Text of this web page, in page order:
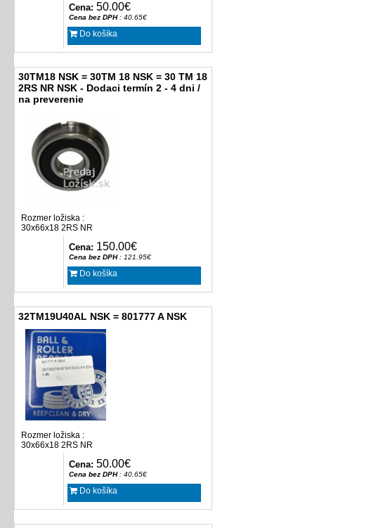
Cena: 50.00€
Cena bez DPH: 40.65€
Do košíka
30TM18 NSK = 30TM 18 NSK = 30 TM 18
2RS NR NSK - Dodaci termín 2 - 4 dni /
na preverenie
Rozmer ložiska :
30x66x18 2RS NR
Cena: 150.00€
Cena bez DPH: 121.95€
Do košíka
32TM19U40AL NSK = 801777 A NSK
Rozmer ložiska :
30x66x18 2RS NR
Cena: 50.00€
Cena bez DPH: 40.65€
Do košíka